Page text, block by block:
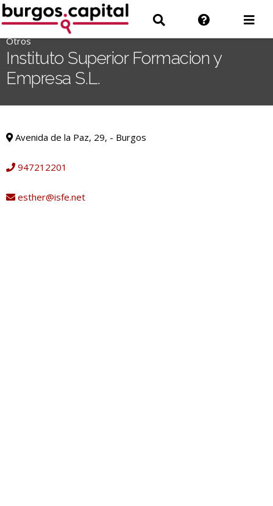
Ir
al
contenido
Información
web
__('Search
.
Otros
Instituto Superior Formacion y
Empresa S.L.
Avenida de la Paz, 29, - Burgos
947212201
esther@isfe.net